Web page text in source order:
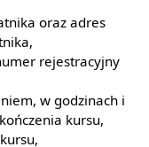
oraz adres
rejestracyjny
w godzinach i
kursu,